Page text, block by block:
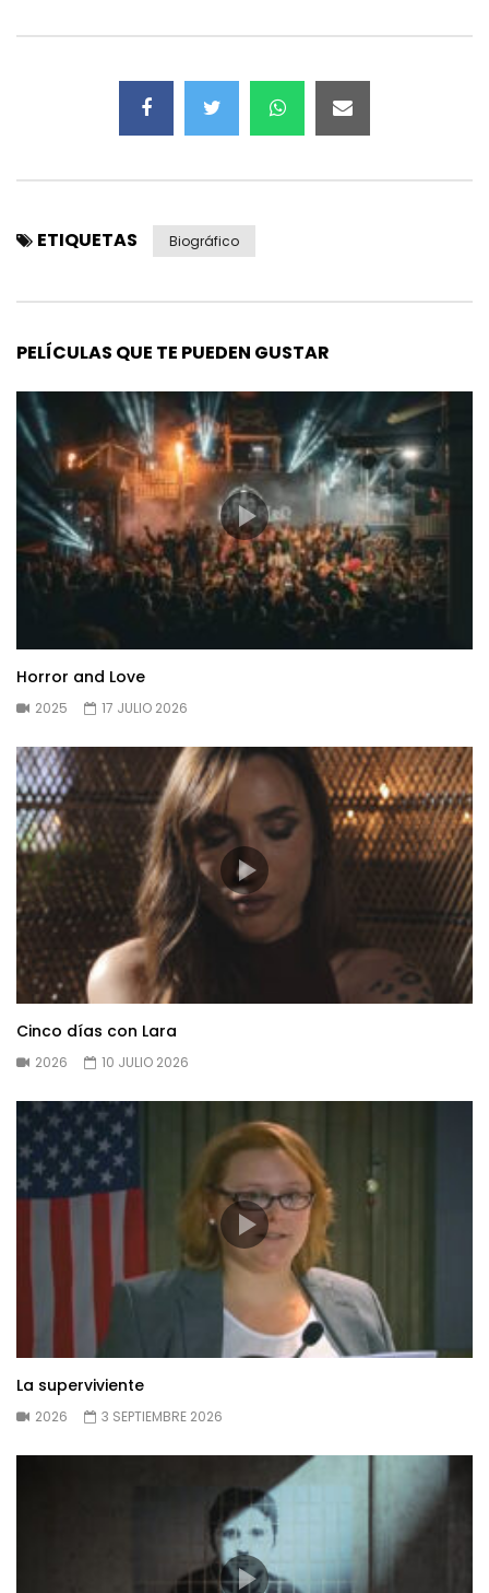
ETIQUETAS Biográfico
PELÍCULAS QUE TE PUEDEN GUSTAR
Horror and Love
2025 17 JULIO 2026
Cinco días con Lara
2026 10 JULIO 2026
La superviviente
2026 3 SEPTIEMBRE 2026